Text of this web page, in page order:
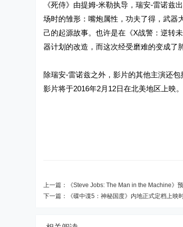
《死侍》由提姆-米勒执导，瑞安-雷诺兹
场时的雏形：嘴炮属性，功夫了得，武器
己的起源故事。也许是在《X战警：逆转
器计划的改造，而这次经受磨难的变成了
除瑞安-雷诺兹之外，影片的其他主演还
影片将于2016年2月12日在北美地区上映。
上一篇：
《Steve Jobs: The Man in the Machine》
下一篇：
《碟中谍5：神秘国度》内地正式定档上映